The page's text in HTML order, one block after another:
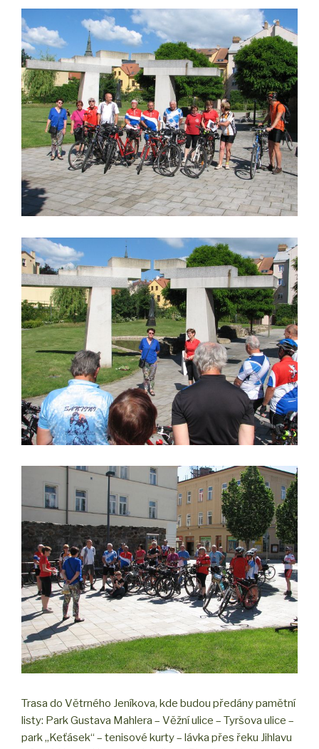
Trasa do Větrného Jeníkova, kde budou předány pamětní
listy: Park Gustava Mahlera – Věžní ulice – Tyršova ulice –
park „Keťásek“ – tenisové kurty – lávka přes řeku Jihlavu